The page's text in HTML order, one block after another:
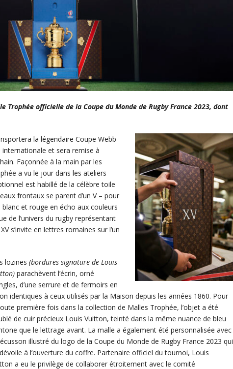
Trophée officielle de la Coupe du Monde de Rugby France 2023, dont
la légendaire Coupe Webb
et sera remise à
Façonnée à la main par les
a vu le jour dans les ateliers
est habillé de la célèbre toile
frontaux se parent d’un V – pour
blanc et rouge en écho aux couleurs
de l’univers du rugby représentant
s’invite en lettres romaines sur l’un
lozines (bordures signature de Louis
parachèvent l’écrin, orné
d’une serrure et de fermoirs en
identiques à ceux utilisés par la Maison depuis les années 1860. Pour
première fois dans la collection de Malles Trophée, l’objet a été
de cuir précieux Louis Vuitton, teinté dans la même nuance de bleu
que le lettrage avant. La malle a également été personnalisée avec
illustré du logo de la Coupe du Monde de Rugby France 2023 qui
à l’ouverture du coffre. Partenaire officiel du tournoi, Louis
a eu le privilège de collaborer étroitement avec le comité